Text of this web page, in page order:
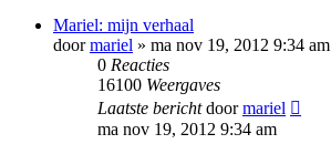
Mariel: mijn verhaal
doormariel » ma nov 19, 2012 9:34 am
0 Reacties
16100 Weergaves
Laatste berichtdoormariel
ma nov 19, 2012 9:34 am